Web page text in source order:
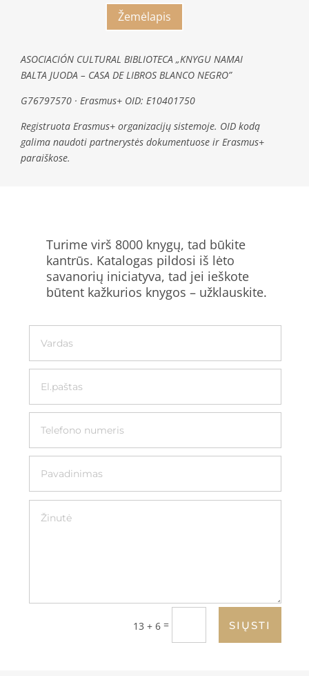
Žemėlapis
ASOCIACIÓN CULTURAL BIBLIOTECA „KNYGU NAMAI
BALTA JUODA – CASA DE LIBROS BLANCO NEGRO”
G76797570 · Erasmus+ OID: E10401750
Registruota Erasmus+ organizacijų sistemoje. OID kodą
galima naudoti partnerystės dokumentuose ir Erasmus+
paraiškose.
Turime virš 8000 knygų, tad būkite
kantrūs. Katalogas pildosi iš lėto
savanorių iniciatyva, tad jei ieškote
būtent kažkurios knygos – užklauskite.
13 + 6 = SIŲSTI